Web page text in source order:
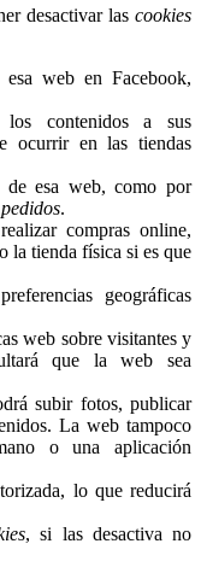
desactivar las cookies
web en Facebook,
contenidos a sus
ocurrir en las tiendas
de esa web, como por
.
compras online,
la tienda física si es que
geográficas
web sobre visitantes y
que la web sea
subir fotos, publicar
La web tampoco
o una aplicación
lo que reducirá
, si las desactiva no